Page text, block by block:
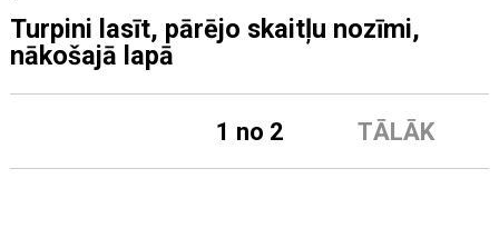
Turpini lasīt, pārējo skaitļu nozīmi,
nākošajā lapā
TĀLĀK
1 no 2